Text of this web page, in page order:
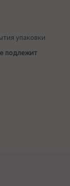
упаковки
подлежит